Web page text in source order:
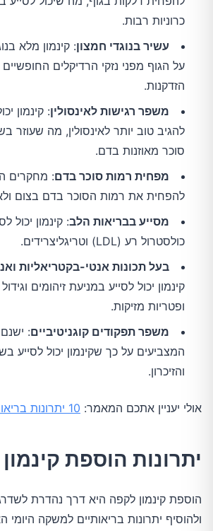
כרוניות רבות.
עשיר בנוגדי חמצון: קינמון מלא
על הגוף מפני נזקי הרדיקלים
הזדקנות.
משפר רגישות לאינסולין: קינמון
להגיב טוב יותר לאינסולין, מה שעוזר
סוכר מאוזנות בדם.
מפחית רמות סוכר בדם: מחקרים
להפחית את רמות הסוכר בדם בצום
מסייע בבריאות הלב: קינמון יכול
כולסטרול רע (LDL) וטריגליצרידים.
בעל תכונות אנטי-בקטריאליות
קינמון יכול לסייע במניעת זיהומים
ופטריות מזיקות.
משפר תפקודים קוגניטיביים:
המצביעים על כך שקינמון יכול לסייע
והזיכרון.
אולי יעניין אתכם המאמר: 10 יתרונות בריאותיים לקינמון
יתרונות הוספת
הוספת קינמון לקפה היא דרך נהדרת
ולהוסיף יתרונות בריאותיים למשקה היומי